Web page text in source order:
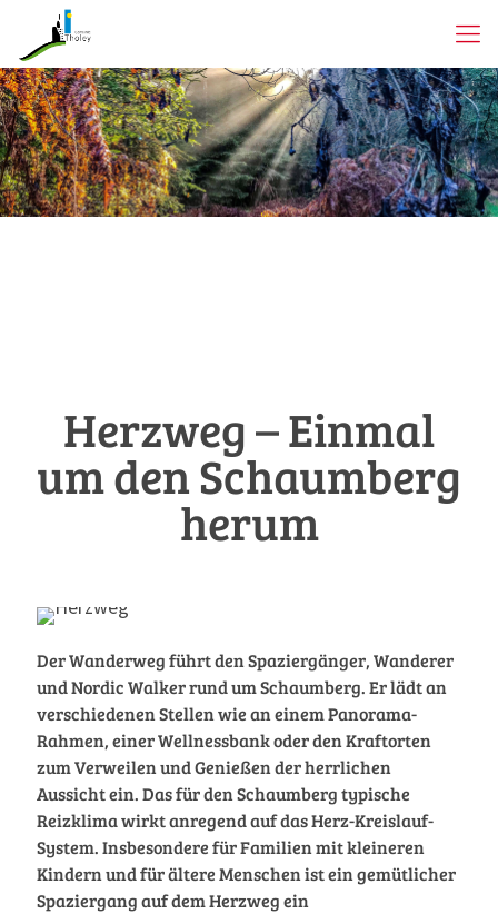
Herzweg – Einmal
um den Schaumberg
herum
Der Wanderweg führt den Spaziergänger, Wanderer
und Nordic Walker rund um Schaumberg. Er lädt an
verschiedenen Stellen wie an einem Panorama-
Rahmen, einer Wellnessbank oder den Kraftorten
zum Verweilen und Genießen der herrlichen
Aussicht ein. Das für den Schaumberg typische
Reizklima wirkt anregend auf das Herz-Kreislauf-
System. Insbesondere für Familien mit kleineren
Kindern und für ältere Menschen ist ein gemütlicher
Spaziergang auf dem Herzweg ein